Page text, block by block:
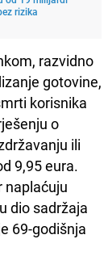
rizika
razvidno
gotovine,
korisnika
o
ili
9,95 eura.
naplaćuju
dio sadržaja
69-godišnja